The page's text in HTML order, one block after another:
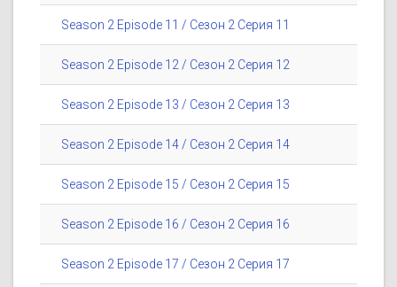
Season 2 Episode 11 / Сезон 2 Серия 11
Season 2 Episode 12 / Сезон 2 Серия 12
Season 2 Episode 13 / Сезон 2 Серия 13
Season 2 Episode 14 / Сезон 2 Серия 14
Season 2 Episode 15 / Сезон 2 Серия 15
Season 2 Episode 16 / Сезон 2 Серия 16
Season 2 Episode 17 / Сезон 2 Серия 17